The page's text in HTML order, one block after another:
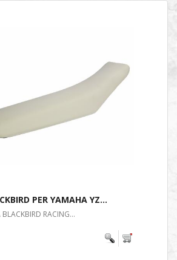
PER YAMAHA YZ...
BLACKBIRD RACING...